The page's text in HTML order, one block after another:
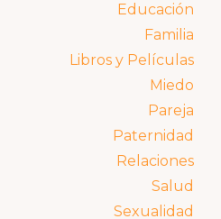
Educación
Familia
Libros y Películas
Miedo
Pareja
Paternidad
Relaciones
Salud
Sexualidad